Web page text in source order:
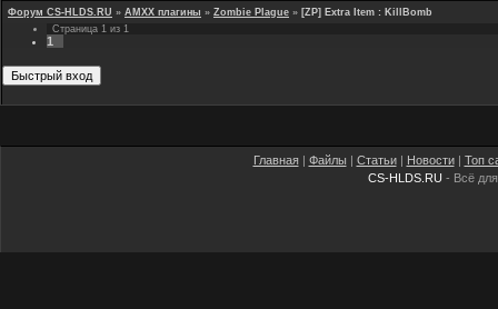
Форум CS-HLDS.RU » AMXX плагины » Zombie Plague » [ZP] Extra Item : KillBomb
Страница 1 из 1
1
Главная| Файлы | Статьи| Новости| Топ
CS-HLDS.RU - Всё